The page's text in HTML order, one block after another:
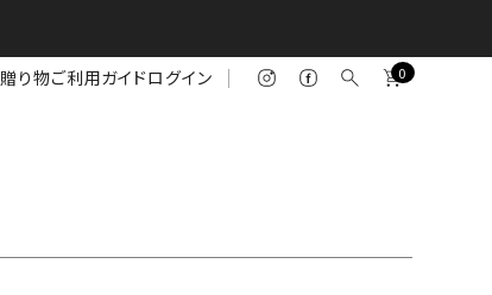
贈り物ご利用ガイドログイン 0